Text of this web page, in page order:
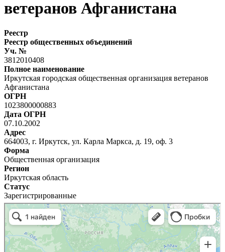
ветеранов Афганистана
Реестр
Реестр общественных объединений
Уч. №
3812010408
Полное наименование
Иркутская городская общественная организация ветеранов
Афганистана
ОГРН
1023800000883
Дата ОГРН
07.10.2002
Адрес
664003, г. Иркутск, ул. Карла Маркса, д. 19, оф. 3
Форма
Общественная организация
Регион
Иркутская область
Статус
Зарегистрированные